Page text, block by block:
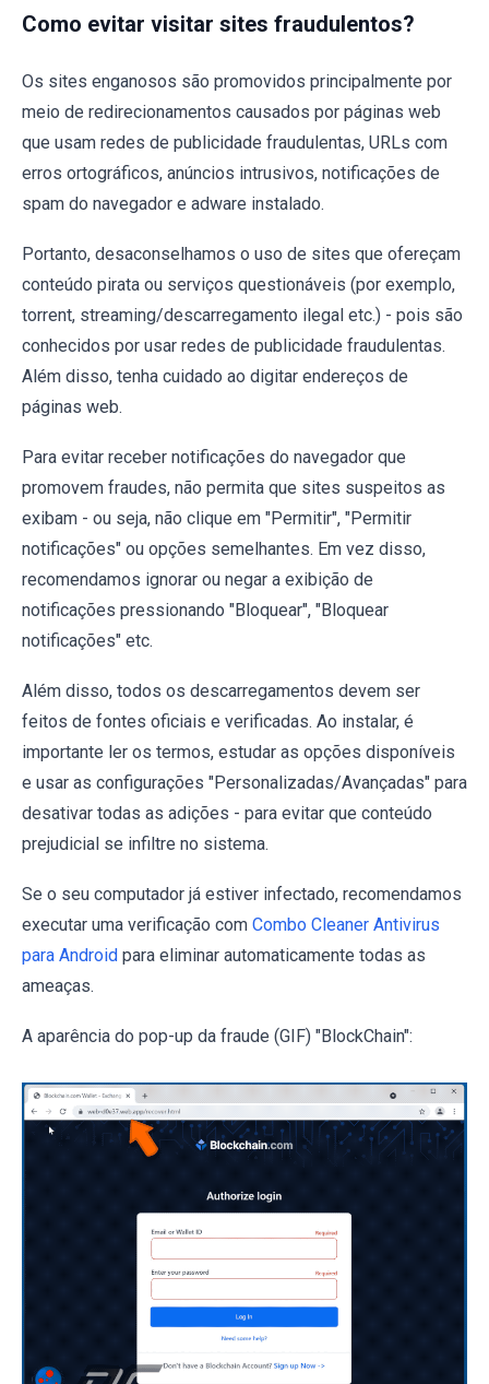
Como evitar visitar sites fraudulentos?
Os sites enganosos são promovidos principalmente por
meio de redirecionamentos causados por páginas web
que usam redes de publicidade fraudulentas, URLs com
erros ortográficos, anúncios intrusivos, notificações de
spam do navegador e adware instalado.
Portanto, desaconselhamos o uso de sites que ofereçam
conteúdo pirata ou serviços questionáveis (por exemplo,
torrent, streaming/descarregamento ilegal etc.) - pois são
conhecidos por usar redes de publicidade fraudulentas.
Além disso, tenha cuidado ao digitar endereços de
páginas web.
Para evitar receber notificações do navegador que
promovem fraudes, não permita que sites suspeitos as
exibam - ou seja, não clique em "Permitir", "Permitir
notificações" ou opções semelhantes. Em vez disso,
recomendamos ignorar ou negar a exibição de
notificações pressionando "Bloquear", "Bloquear
notificações" etc.
Além disso, todos os descarregamentos devem ser
feitos de fontes oficiais e verificadas. Ao instalar, é
importante ler os termos, estudar as opções disponíveis
e usar as configurações "Personalizadas/Avançadas" para
desativar todas as adições - para evitar que conteúdo
prejudicial se infiltre no sistema.
Se o seu computador já estiver infectado, recomendamos
executar uma verificação com Combo Cleaner Antivirus
para Android para eliminar automaticamente todas as
ameaças.
A aparência do pop-up da fraude (GIF) "BlockChain":